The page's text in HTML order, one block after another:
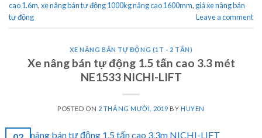
cao 1.6m,xe nâng bán tự động 1000kg nâng cao 1600mm, giá xe nâng bán
tự động
Leave a comment
XE NÂNG BÁN TỰ ĐỘNG (1T - 2 TẤN)
Xe nâng bán tự động 1.5 tấn cao 3.3 mét
NE1533 NICHI-LIFT
POSTED ON 2 THÁNG MƯỜI, 2019 BYHUYEN